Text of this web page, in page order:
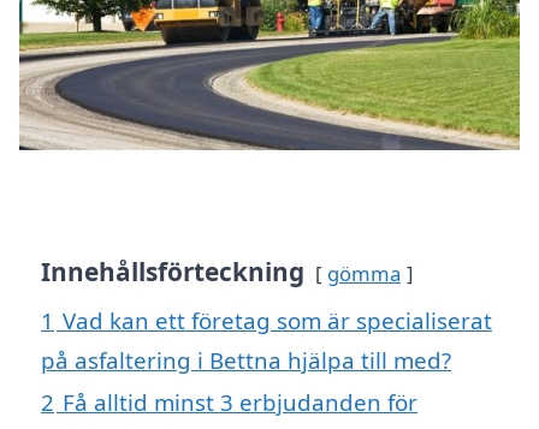
Innehållsförteckning gömma
1 Vad kan ett företag som är specialiserat
på asfaltering i Bettna hjälpa till med?
2 Få alltid minst 3 erbjudanden för